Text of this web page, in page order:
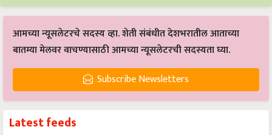
आमच्या न्यूसलेटरचे सदस्य व्हा. शेती संबंधीत देशभरातील आताच्या
बातम्या मेलवर वाचण्यासाठी आमच्या न्यूसलेटरची सदस्यता घ्या.
Subscribe Newsletters
Latest feeds